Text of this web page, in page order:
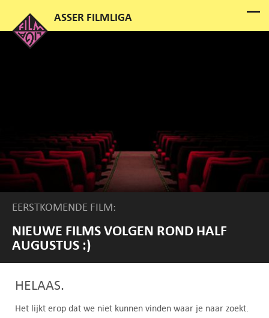
EERSTKOMENDE FILM:
NIEUWE FILMS VOLGEN ROND HALF
AUGUSTUS :)
HELAAS.
Het lijkt erop dat we niet kunnen vinden waar je naar zoekt.